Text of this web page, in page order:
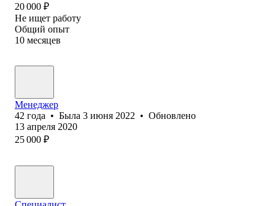
20 000 ₽
Не ищет работу
Общий опыт
10 месяцев
Менеджер
42 года • Была 3 июня 2022 • Обновлено
13 апреля 2020
25 000 ₽